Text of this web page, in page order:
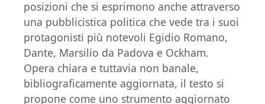
posizioni che si esprimono anche attraverso
una pubblicistica politica che vede tra i suoi
protagonisti più notevoli Egidio Romano,
Dante, Marsilio da Padova e Ockham.
Opera chiara e tuttavia non banale,
bibliograficamente aggiornata, il testo si
propone come uno strumento aggiornato